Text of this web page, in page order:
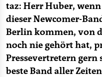
■ Eine Ran-Huber-
Mondo Fumatore
Ausland statt.
taz: Herr Huber,
dieser Newcomer-
Berlin kommen, von
noch nie gehört hat,
Pressevertretern gern
beste Band aller